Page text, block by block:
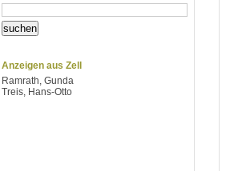
suchen
Anzeigen aus Zell
Ramrath, Gunda
Treis, Hans-Otto